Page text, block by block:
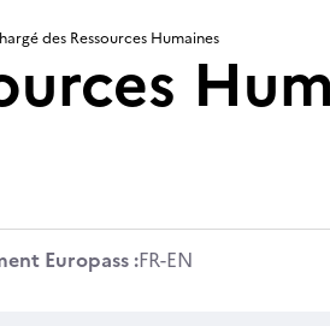
des Ressources Humaines
Europass :FR-EN